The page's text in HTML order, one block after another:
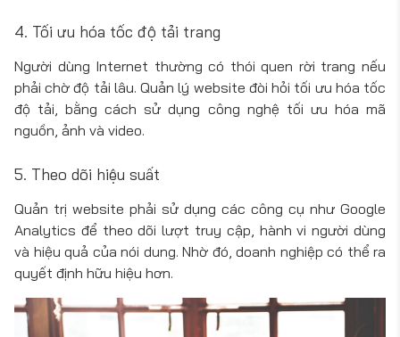
4. Tối ưu hóa tốc độ tải trang
Người dùng Internet thường có thói quen rời trang nếu
phải chờ độ tải lâu. Quản lý website đòi hỏi tối ưu hóa tốc
độ tải, bằng cách sử dụng công nghệ tối ưu hóa mã
nguồn, ảnh và video.
5. Theo dõi hiệu suất
Quản trị website phải sử dụng các công cụ như Google
Analytics để theo dõi lượt truy cập, hành vi người dùng
và hiệu quả của nói dung. Nhờ đó, doanh nghiệp có thể ra
quyết định hữu hiệu hơn.